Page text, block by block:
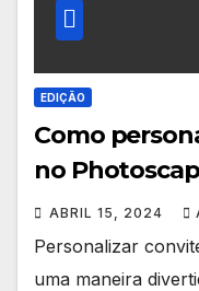
EDIÇÃO
Como
no
ABRIL 15, 2024
Personalizar
uma maneira